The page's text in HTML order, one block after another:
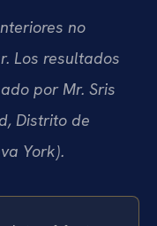
no
Los resultados
por Mr. Sris
Distrito de
York).